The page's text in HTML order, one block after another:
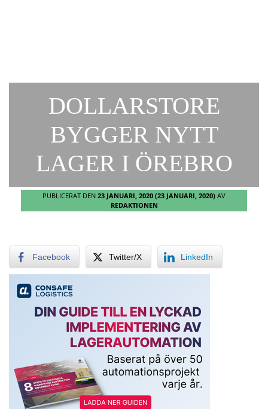
DOLLARSTORE
BYGGER NYTT
LAGER I ÖREBRO
PUBLICERAT DEN 23 JANUARI, 2020 (23 JANUARI, 2020) AV
REDAKTIONEN
Facebook Twitter/X LinkedIn